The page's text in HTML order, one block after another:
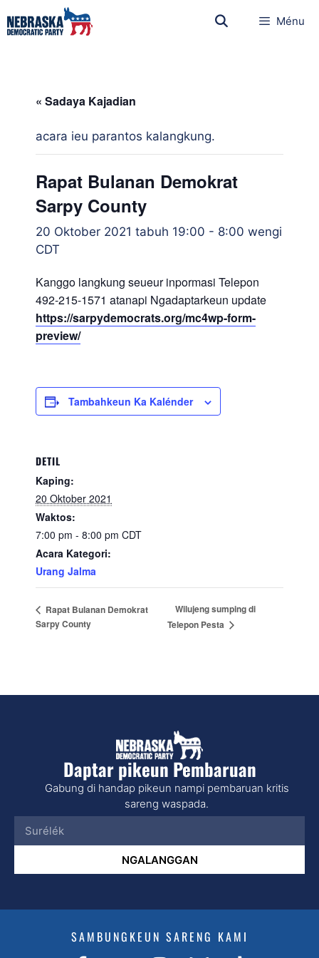
Ménu
« Sadaya Kajadian
acara ieu parantos kalangkung.
Rapat Bulanan Demokrat
Sarpy County
20 Oktober 2021 tabuh 19:00 - 8:00 wengi
CDT
Kanggo langkung seueur inpormasi Telepon
492-215-1571 atanapi Ngadaptarkeun update
https://sarpydemocrats.org/mc4wp-form-
preview/
Tambahkeun Ka Kalénder
DETIL
Kaping:
20 Oktober 2021
Waktos:
7:00 pm - 8:00 pm CDT
Acara Kategori:
Urang Jalma
Rapat Bulanan Demokrat
Sarpy County
Wilujeng sumping di
Telepon Pesta
Daptar pikeun Pembaruan
Gabung di handap pikeun nampi pembaruan kritis
sareng waspada.
NGALANGGAN
SAMBUNGKEUN SARENG KAMI